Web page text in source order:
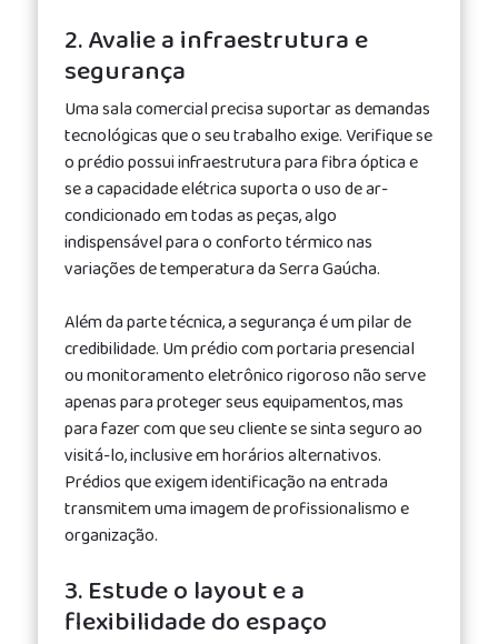
2. Avalie a infraestrutura e
segurança
Uma sala comercial precisa suportar as demandas
tecnológicas que o seu trabalho exige. Verifique se
o prédio possui infraestrutura para fibra óptica e
se a capacidade elétrica suporta o uso de ar-
condicionado em todas as peças, algo
indispensável para o conforto térmico nas
variações de temperatura da Serra Gaúcha.
Além da parte técnica, a segurança é um pilar de
credibilidade. Um prédio com portaria presencial
ou monitoramento eletrônico rigoroso não serve
apenas para proteger seus equipamentos, mas
para fazer com que seu cliente se sinta seguro ao
visitá-lo, inclusive em horários alternativos.
Prédios que exigem identificação na entrada
transmitem uma imagem de profissionalismo e
organização.
3. Estude o layout e a
flexibilidade do espaço